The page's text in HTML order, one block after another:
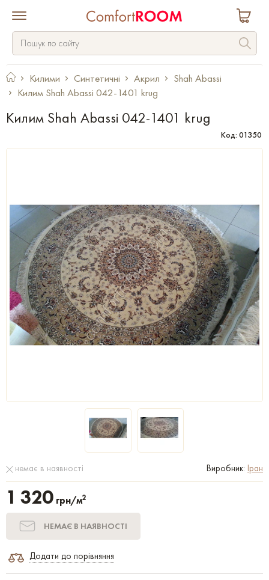
Килими Синтетичні Акрил
Shah Abassi
Килим Shah Abassi 042-1401 krug
Килим Shah Abassi 042-1401 krug
Код: 01350
немає в наявності Виробник: Іран
1 320 грн/м2
НЕМАЄ В НАЯВНОСТІ
Додати до порівняння